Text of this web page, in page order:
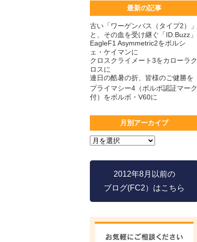
最新の記事
古い「ワーゲンバス（タイプ2）」
と、その血を受け継ぐ「ID.Buzz」
EagleF1 Asymmetric2をポルシ
ェ・ケイマンに
クロスクライメート3をカローラク
ロスに
連日の酷暑の折、皆様のご健勝を
プライマシー4（ボルボ認証マーク
付）をボルボ・V60に
月別アーカイブ
2012年8月以前の
ブログ(FC2）はこちら